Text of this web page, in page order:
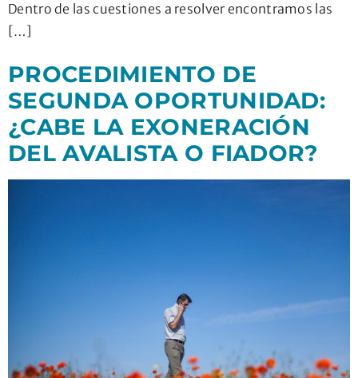
Dentro de las cuestiones a resolver encontramos las
[…]
PROCEDIMIENTO DE
SEGUNDA OPORTUNIDAD:
¿CABE LA EXONERACIÓN
DEL AVALISTA O FIADOR?